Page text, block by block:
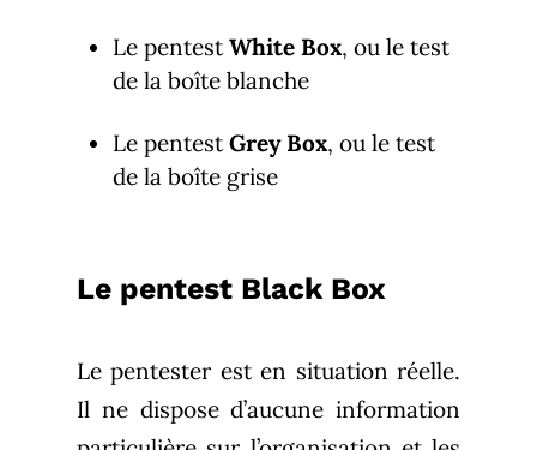
Le pentest White Box, ou le test
de la boîte blanche
Le pentest Grey Box, ou le test
de la boîte grise
Le pentest Black Box
Le pentester est en situation réelle.
Il ne dispose d’aucune information